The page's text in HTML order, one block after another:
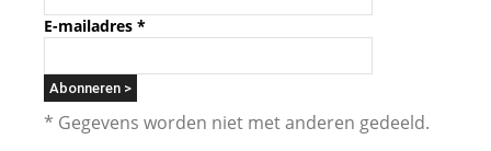
E-mailadres *
* Gegevens worden niet met anderen gedeeld.